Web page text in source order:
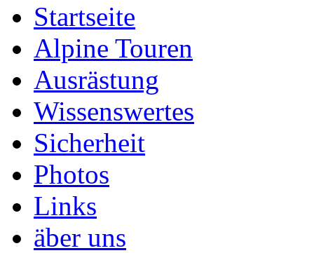
Startseite
Alpine Touren
Ausrästung
Wissenswertes
Sicherheit
Photos
Links
äber uns